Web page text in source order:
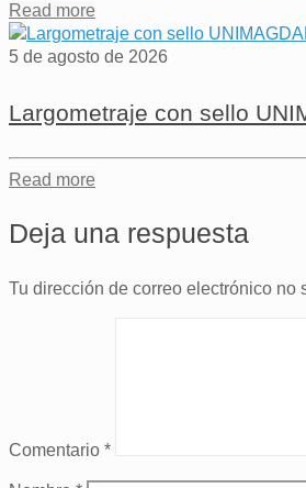
Read more
5 de agosto de 2026
Largometraje con sello
Read more
Deja una respuesta
Tu dirección de correo electrónico no
Comentario *